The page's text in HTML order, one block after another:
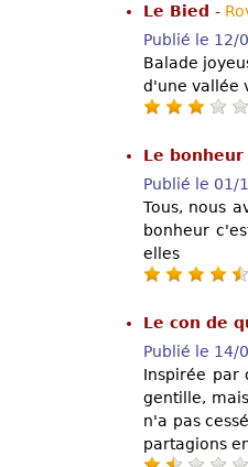
Le Bied -
Publié le 12/
Balade
d'une vallée
Le bonheur
Publié le 01/
Tous, nous
bonheur
elles
Le con de
Publié le 14/
Inspirée par
gentille,
n'a pas
partagions